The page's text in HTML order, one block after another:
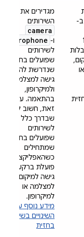
מגדירים את סוגי
השירותים
camera
ו- microphone
לשירותים
שפועלים בחזית,
שנדרשת להם
גישה למצלמה
ולמיקרופון,
בהתאמה. עם
זאת, חשוב לדעת
שבדרך כלל
לשירותים
שפועלים בחזית
שמתחילים
כשהאפליקציה
פועלת ברקע אין
גישה למיקום,
למצלמה או
למיקרופון.
מידע נוסף על
השינויים בשירותים
בחזית